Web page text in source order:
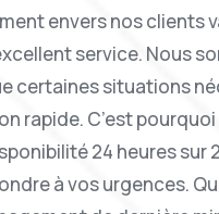
envers nos clients
service. Nous
certaines situations
rapide. C’est
24 heures sur
à vos urgences.